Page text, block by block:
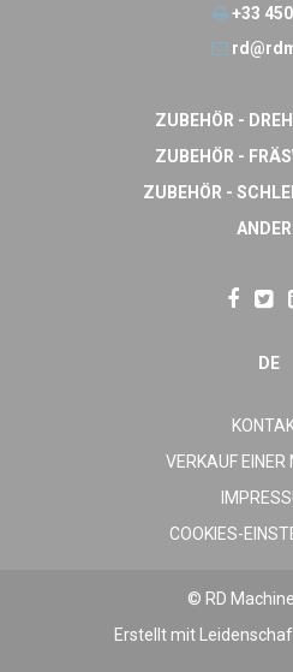
+33
ZUBEHÖR -
ZUBEHÖR -
ZUBEHÖR -
DE
VERKAUF EINER
COOKIES-
© RD
Erstellt mit